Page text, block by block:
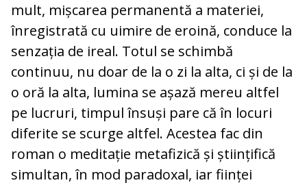
mult, mișcarea permanentă a materiei,
înregistrată cu uimire de eroină, conduce la
senzația de ireal. Totul se schimbă
continuu, nu doar de la o zi la alta, ci și de la
o oră la alta, lumina se așază mereu altfel
pe lucruri, timpul însuși pare că în locuri
diferite se scurge altfel. Acestea fac din
roman o meditație metafizică și științifică
simultan, în mod paradoxal, iar ființei